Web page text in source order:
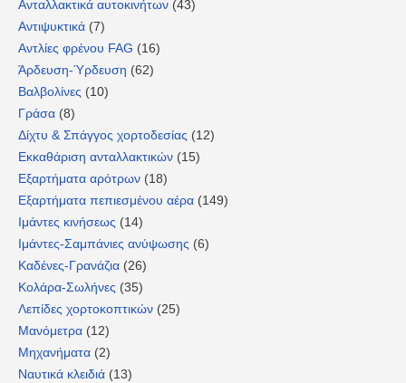
Ανταλλακτικά αυτοκινήτων (43)
Αντιψυκτικά (7)
Αντλίες φρένου FAG (16)
Άρδευση-Ύρδευση (62)
Βαλβολίνες (10)
Γράσα (8)
Δίχτυ & Σπάγγος χορτοδεσίας (12)
Εκκαθάριση ανταλλακτικών (15)
Εξαρτήματα αρότρων (18)
Εξαρτήματα πεπιεσμένου αέρα (149)
Ιμάντες κινήσεως (14)
Ιμάντες-Σαμπάνιες ανύψωσης (6)
Καδένες-Γρανάζια (26)
Κολάρα-Σωλήνες (35)
Λεπίδες χορτοκοπτικών (25)
Μανόμετρα (12)
Μηχανήματα (2)
Ναυτικά κλειδιά (13)